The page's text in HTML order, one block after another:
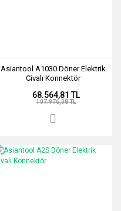
Asiantool A1030 Döner Elektrik
Civalı Konnektör
68.564,81 TL
107.976,08 TL